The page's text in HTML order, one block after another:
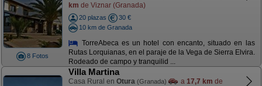
8 Fotos
km de Viznar (Granada)
20 plazas
30 €
10 km de Granada
TorreAbeca es un hotel con encanto, situado en las
Rutas Lorquianas, en el paraje de la Vega de Sierra Elvira.
Rodeado de campo y tranquilid ...
Villa Martina
Casa Rural en Otura (Granada) a 17,7 km de